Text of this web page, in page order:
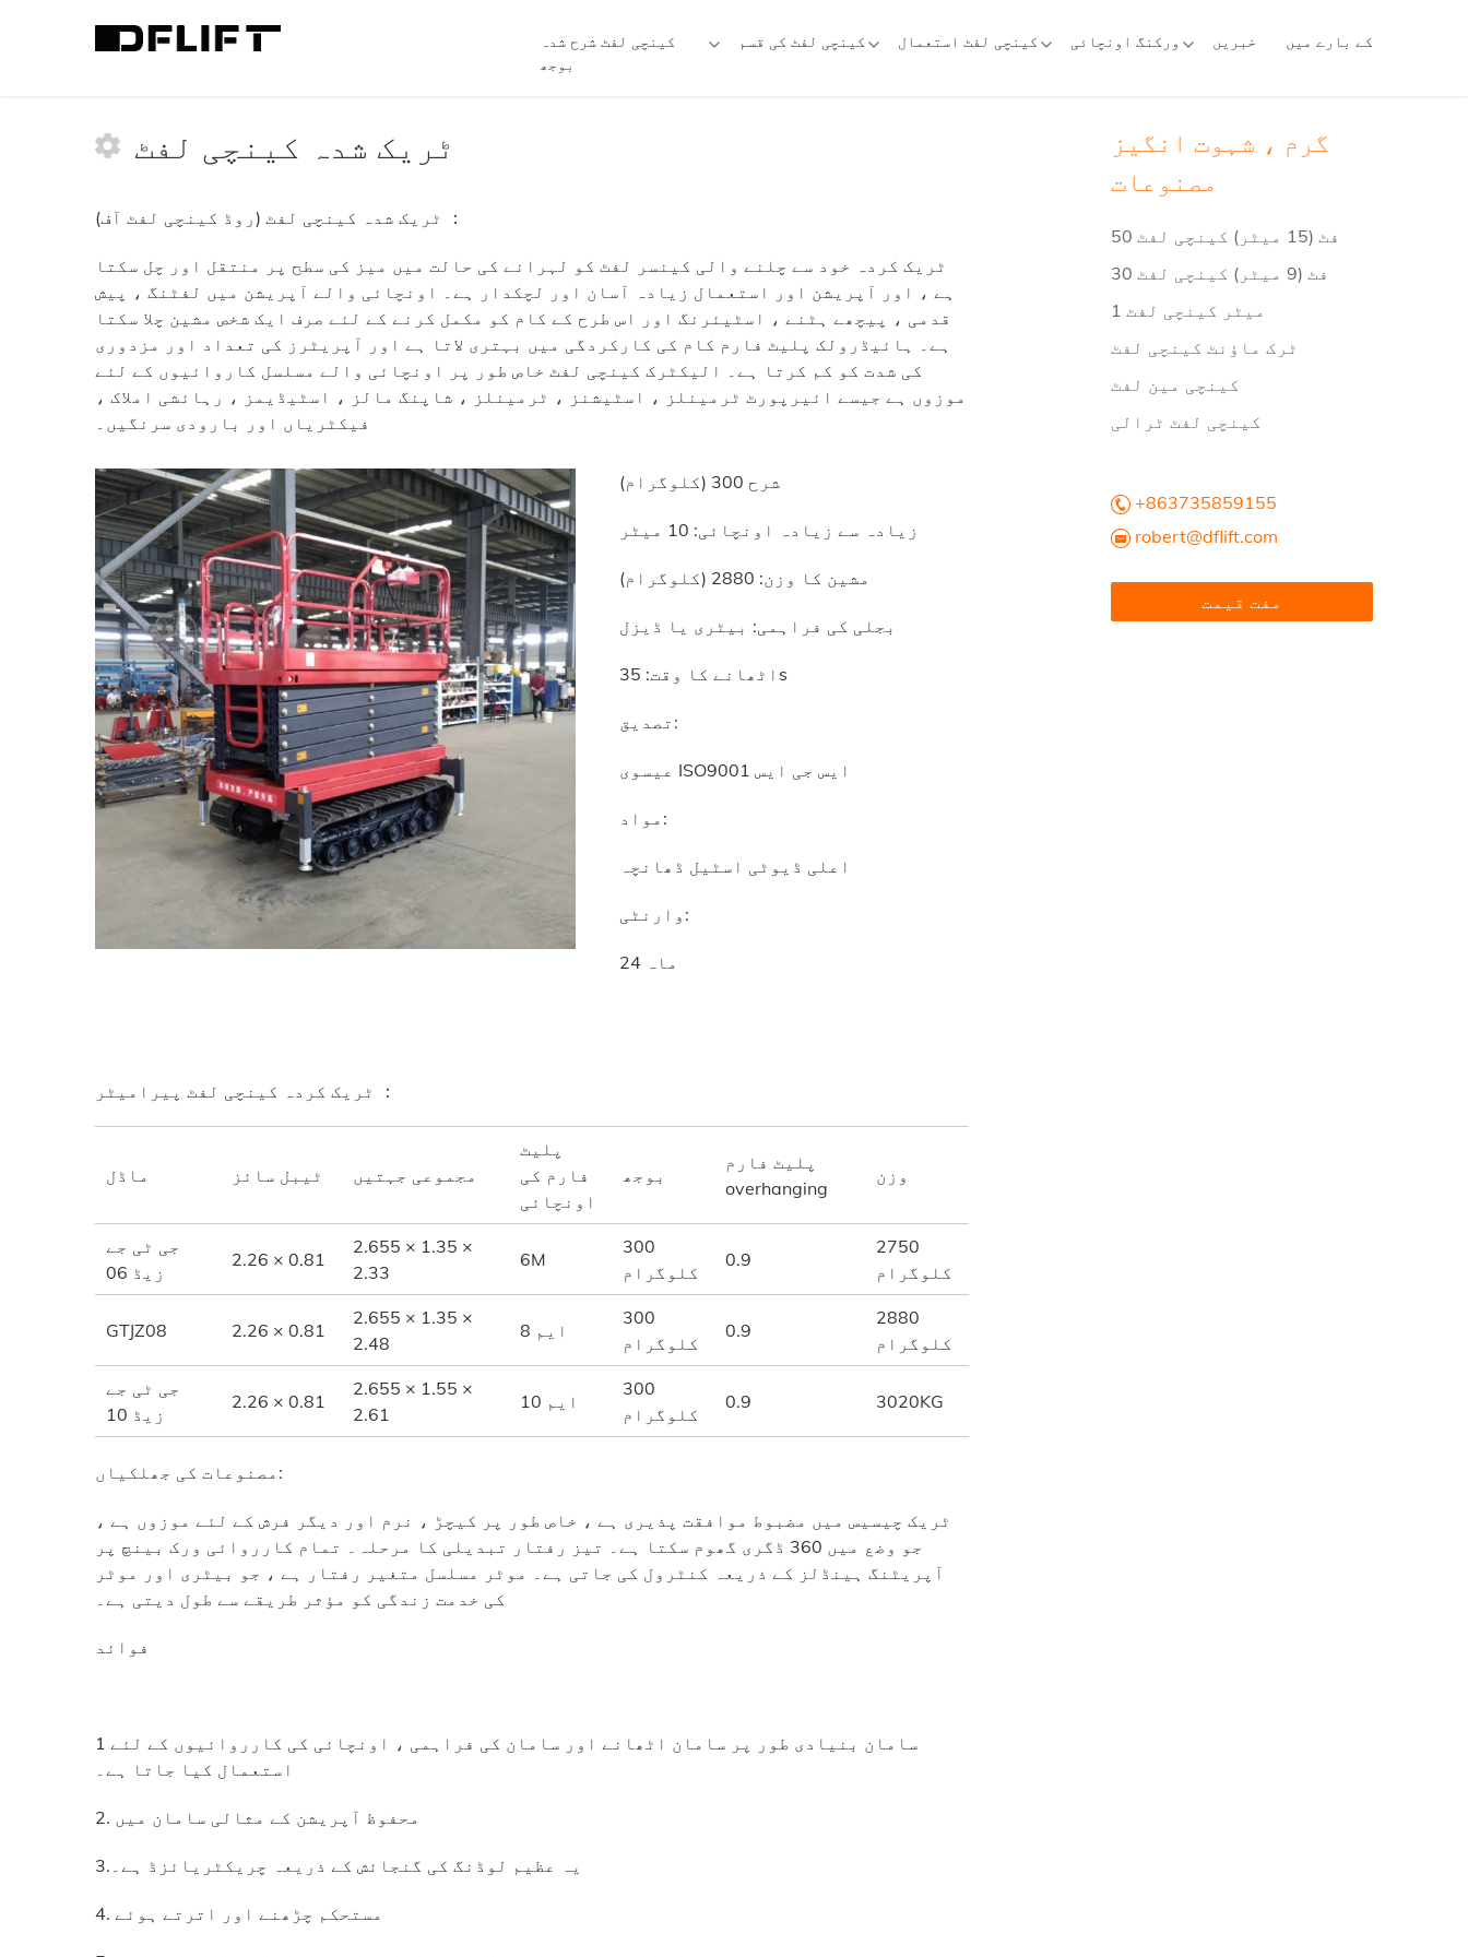
کینچی لفٹ شرح شدہ
بوجھ
کینچی لفٹ کی قسم کینچی لفٹ استعمال ورکنگ اونچائی خبریں کے بارے میں > ٹریک شدہ کینچی لفٹ
ٹریک شدہ کینچی لفٹ
ٹریک شدہ کینچی لفٹ (روڈ کینچی لفٹ آف) ：
ٹریک کردہ خود سے چلنے والی کینسر لفٹ کو لہرانے کی حالت میں میز کی سطح پر منتقل اور چل سکتا
ہے ، اور آپریشن اور استعمال زیادہ آسان اور لچکدار ہے۔ اونچائی والے آپریشن میں لفٹنگ ، پیش
قدمی ، پیچھے ہٹنے ، اسٹیئرنگ اور اس طرح کے کام کو مکمل کرنے کے لئے صرف ایک شخص مشین چلا سکتا
ہے۔ ہائیڈرولک پلیٹ فارم کام کی کارکردگی میں بہتری لاتا ہے اور آپریٹرز کی تعداد اور مزدوری
کی شدت کو کم کرتا ہے۔ الیکٹرک کینچی لفٹ خاص طور پر اونچائی والے مسلسل کاروائیوں کے لئے
موزوں ہے جیسے ائیرپورٹ ٹرمینلز ، اسٹیشنز ، ٹرمینلز ، شاپنگ مالز ، اسٹیڈیمز ، رہائشی املاک ،
فیکٹریاں اور بارودی سرنگیں۔
شرح 300 (کلوگرام)
زیادہ سے زیادہ اونچائی: 10 میٹر
مشین کا وزن: 2880 (کلوگرام)
بجلی کی فراہمی: بیٹری یا ڈیزل
اٹھانے کا وقت: 35s
تصدیق:
عیسوی ISO9001 ایس جی ایس
مواد:
اعلی ڈیوٹی اسٹیل ڈھانچہ
وارنٹی:
24 ماہ
ٹریک کردہ کینچی لفٹ پیرامیٹر ：
ماڈل ٹیبل سائز مجموعی جہتیں
پلیٹ
فارم کی
اونچائی
بوجھ
پلیٹ فارم
overhanging
وزن
جی ٹی جے
زیڈ 06
2.26 × 0.81
2.655 × 1.35 ×
2.33
6M
300
کلوگرام
0.9
2750
کلوگرام
GTJZ08 2.26 × 0.81
2.655 × 1.35 ×
2.48
8 ایم
300
کلوگرام
0.9
2880
کلوگرام
جی ٹی جے
زیڈ 10
2.26 × 0.81
2.655 × 1.55 ×
2.61
10 ایم
300
کلوگرام
0.9 3020KG
مصنوعات کی جھلکیاں:
ٹریک چیسیس میں مضبوط موافقت پذیری ہے ، خاص طور پر کیچڑ ، نرم اور دیگر فرش کے لئے موزوں ہے ،
جو وضع میں 360 ڈگری گھوم سکتا ہے۔ تیز رفتار تبدیلی کا مرحلہ۔ تمام کارروائی ورک بینچ پر
آپریٹنگ ہینڈلز کے ذریعہ کنٹرول کی جاتی ہے۔ موٹر مسلسل متغیر رفتار ہے ، جو بیٹری اور موٹر
کی خدمت زندگی کو مؤثر طریقے سے طول دیتی ہے۔
فوائد
1 سامان بنیادی طور پر سامان اٹھانے اور سامان کی فراہمی ، اونچائی کی کارروائیوں کے لئے
استعمال کیا جاتا ہے۔
2. محفوظ آپریشن کے مثالی سامان میں
3.یہ عظیم لوڈنگ کی گنجائش کے ذریعہ چریکٹریائزڈ ہے۔
4. مستحکم چڑھنے اور اترتے ہوئے
گرم ، شہوت انگیز
مصنوعات
50 فٹ (15 میٹر) کینچی لفٹ
30 فٹ (9 میٹر) کینچی لفٹ
1 میٹر کینچی لفٹ
ٹرک ماؤنٹ کینچی لفٹ
کینچی مین لفٹ
کینچی لفٹ ٹرالی
+863735859155
robert@dflift.com
مفت قیمت